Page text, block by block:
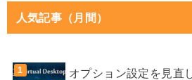
人気記事（月間）
オプション設定を見直